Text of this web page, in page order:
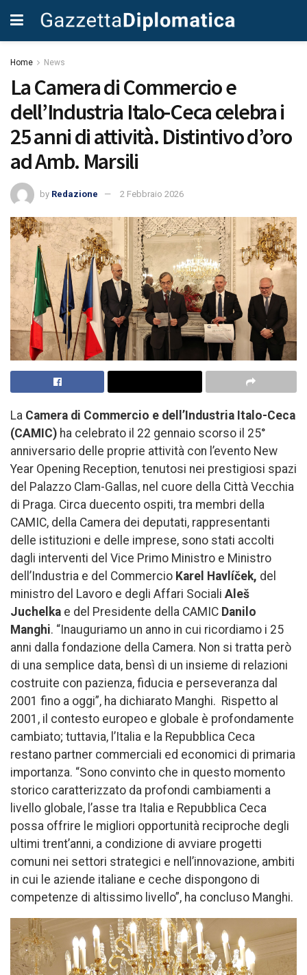
Home News
La Camera di Commercio e
dell’Industria Italo-Ceca celebra i
25 anni di attività. Distintivo d’oro
ad Amb. Marsili
by Redazione 2 Febbraio 2026
La Camera di Commercio e dell’Industria Italo-Ceca
(CAMIC) ha celebrato il 22 gennaio scorso il 25°
anniversario delle proprie attività con l’evento New
Year Opening Reception, tenutosi nei prestigiosi spazi
del Palazzo Clam-Gallas, nel cuore della Città Vecchia
di Praga. Circa duecento ospiti, tra membri della
CAMIC, della Camera dei deputati, rappresentanti
delle istituzioni e delle imprese, sono stati accolti
dagli interventi del Vice Primo Ministro e Ministro
dell’Industria e del Commercio Karel Havlíček, del
ministro del Lavoro e degli Affari Sociali Aleš
Juchelka e del Presidente della CAMIC Danilo
Manghi. “Inauguriamo un anno in cui ricordiamo i 25
anni dalla fondazione della Camera. Non si tratta però
di una semplice data, bensì di un insieme di relazioni
costruite con pazienza, fiducia e perseveranza dal
2001 fino a oggi”, ha dichiarato Manghi. Rispetto al
2001, il contesto europeo e globale è profondamente
cambiato; tuttavia, l’Italia e la Repubblica Ceca
restano partner commerciali ed economici di primaria
importanza. “Sono convinto che in questo momento
storico caratterizzato da profondi cambiamenti a
livello globale, l’asse tra Italia e Repubblica Ceca
possa offrire le migliori opportunità reciproche degli
ultimi trent’anni, a condizione di avviare progetti
comuni nei settori strategici e nell’innovazione, ambiti
in cui le aziende italiane e ceche dispongono di
competenze di altissimo livello”, ha concluso Manghi.